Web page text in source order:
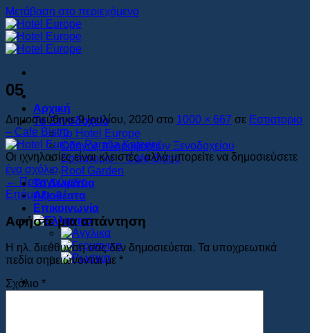
Μετάβαση στο περιεχόμενο
Αρχική
Το Ξενοδοχείο
Το Hotel Europe
Οδηγός πληροφοριών Ξενοδοχείου
Εστιατοριο – Cafe Bistro
Roof Garden
Τα Δωμάτια
Αξιοθέατα
Επικοινωνία
05
Δημοσιεύθηκε9 Ιουλίου, 2020 στο 1000 × 667 σε Εστιατοριο
– Cafe Bistro
Οι ιχνηλασίες είναι κλειστές, αλλά μπορείτε να δημοσιεύσετε
ένα σχόλιο.
← Προηγούμενο
Επόμενο→
Αφήστε μια απάντηση
Η ηλ. διεύθυνση σας δεν δημοσιεύεται. Τα υποχρεωτικά
πεδία σημειώνονται με *
Σχόλιο *